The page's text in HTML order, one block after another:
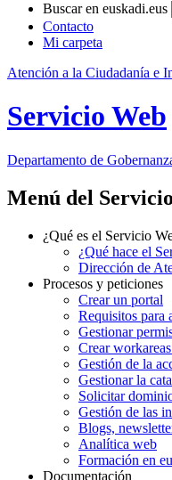
Buscar en euskadi.eus
Contacto
Mi carpeta
Atención a la Ciudadanía e
Servicio Web
Departamento de
Menú del
¿Qué es el Servicio
¿Qué hace el
Dirección de
Procesos y peticiones
Crear un portal
Requisitos para
Gestionar
Crear
Gestión de la
Gestionar la
Solicitar
Gestión de las
Blogs,
Analítica web
Formación en
Documentación